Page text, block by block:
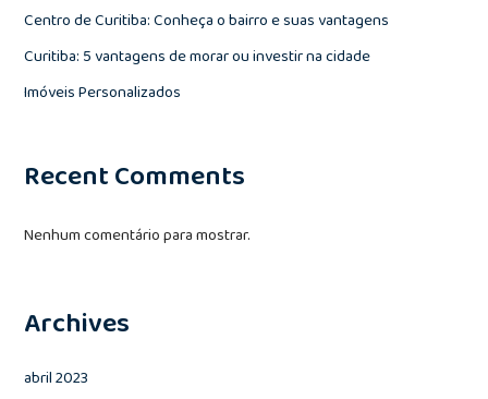
Centro de Curitiba: Conheça o bairro e suas vantagens
Curitiba: 5 vantagens de morar ou investir na cidade
Imóveis Personalizados
Recent Comments
Nenhum comentário para mostrar.
Archives
abril 2023